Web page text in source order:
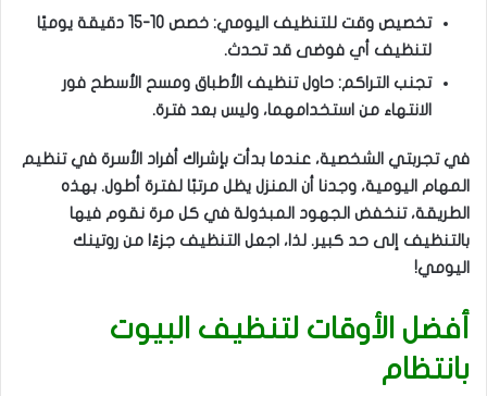
تخصيص وقت للتنظيف اليومي: خصص 10-15 دقيقة يوميًا
لتنظيف أي فوضى قد تحدث.
تجنب التراكم: حاول تنظيف الأطباق ومسح الأسطح فور
الانتهاء من استخدامهما، وليس بعد فترة.
في تجربتي الشخصية، عندما بدأت بإشراك أفراد الأسرة في تنظيم
المهام اليومية، وجدنا أن المنزل يظل مرتبًا لفترة أطول. بهذه
الطريقة، تنخفض الجهود المبذولة في كل مرة نقوم فيها
بالتنظيف إلى حد كبير. لذا، اجعل التنظيف جزءًا من روتينك
اليومي!
أفضل الأوقات لتنظيف البيوت
بانتظام